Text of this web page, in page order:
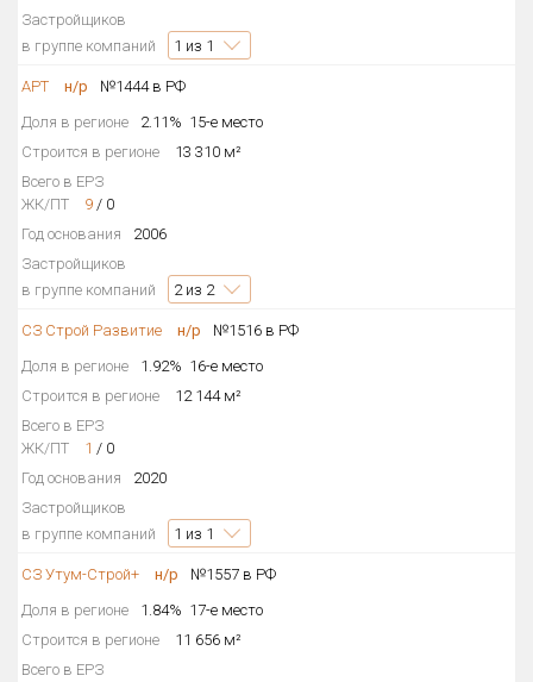
Застройщиков
в группе компаний
1 из 1
АРТ н/р
№1444 в РФ
Доля в регионе
2.11% 15-е место
Строится в регионе
13 310 м²
Всего в ЕРЗ
ЖК/ПТ
9 / 0
Год основания
2006
Застройщиков
в группе компаний
2из 2
СЗ Строй Развитие н/р
№1516 в РФ
Доля в регионе
1.92% 16-е место
Строится в регионе
12 144 м²
Всего в ЕРЗ
ЖК/ПТ
1 / 0
Год основания
2020
Застройщиков
в группе компаний
1 из 1
СЗ Утум-Строй+ н/р
№1557 в РФ
Доля в регионе
1.84% 17-е место
Строится в регионе
11 656 м²
Всего в ЕРЗ